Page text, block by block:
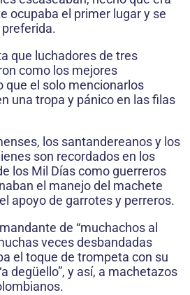
ocupaba el primer lugar y se
que luchadores de tres
como los mejores
que el solo mencionarlos
una tropa y pánico en las filas
los santandereanos y los
son recordados en los
los Mil Días como guerreros
el manejo del machete
apoyo de garrotes y perreros.
de “muchachos al
veces desbandadas
el toque de trompeta con su
degüello”, y así, a machetazos